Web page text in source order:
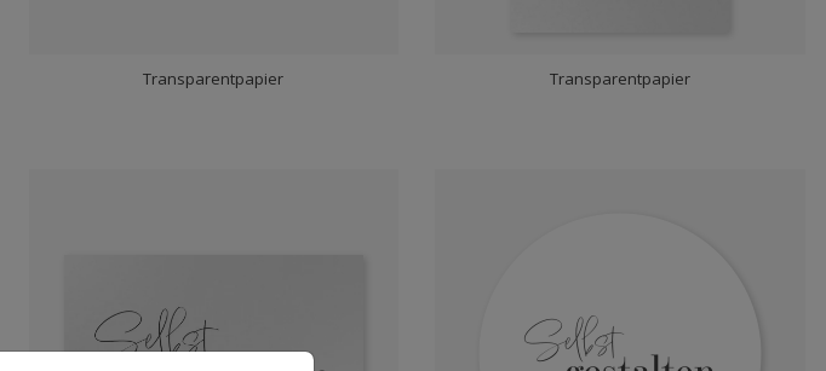
Transparentpapier Transparentpapier